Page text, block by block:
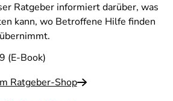
Ratgeber informiert darüber, was
kann, wo Betroffene Hilfe finden
(E-Book)
Ratgeber-Shop